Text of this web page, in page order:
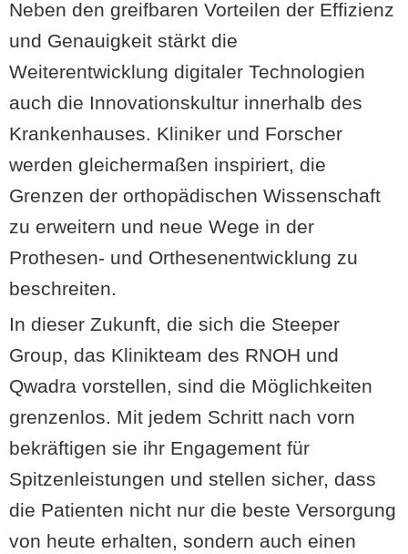
Neben den greifbaren Vorteilen der Effizienz
und Genauigkeit stärkt die
Weiterentwicklung digitaler Technologien
auch die Innovationskultur innerhalb des
Krankenhauses. Kliniker und Forscher
werden gleichermaßen inspiriert, die
Grenzen der orthopädischen Wissenschaft
zu erweitern und neue Wege in der
Prothesen- und Orthesenentwicklung zu
beschreiten.
In dieser Zukunft, die sich die Steeper
Group, das Klinikteam des RNOH und
Qwadra vorstellen, sind die Möglichkeiten
grenzenlos. Mit jedem Schritt nach vorn
bekräftigen sie ihr Engagement für
Spitzenleistungen und stellen sicher, dass
die Patienten nicht nur die beste Versorgung
von heute erhalten, sondern auch einen